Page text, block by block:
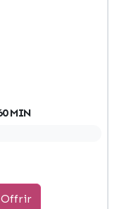
MIN
Offrir